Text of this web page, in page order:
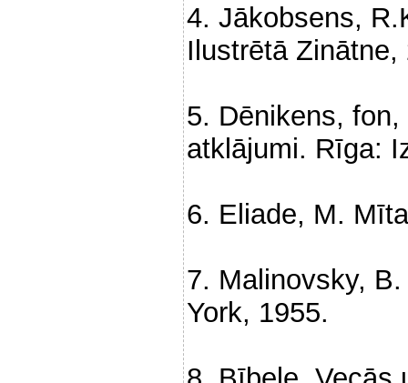
4. Jākobsens,
Ilustrētā
5. Dēnikens,
atklājumi. Rīga:
6. Eliade, M.
7. Malinovsky,
York, 1955.